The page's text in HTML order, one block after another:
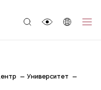
Университет